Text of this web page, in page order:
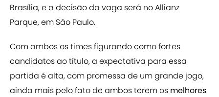
Brasília, e a decisão da vaga será no Allianz
Parque, em São Paulo.
Com ambos os times figurando como fortes
candidatos ao título, a expectativa para essa
partida é alta, com promessa de um grande jogo,
ainda mais pelo fato de ambos terem os melhores